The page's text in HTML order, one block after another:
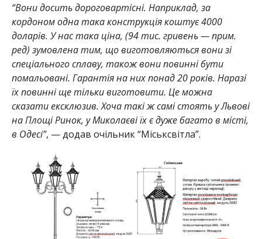
“Вони досить дороговартісні. Наприклад, за
кордоном одна така конструкція коштує 4000
доларів. У нас така ціна, (94 тис. гривень — прим.
ред) зумовлена тим, що виготовляються вони зі
спеціального сплаву, також вони повинні бути
помальовані. Гарантія на них понад 20 років. Наразі
їх повинні ще тільки виготовити. Це можна
сказати ексклюзив. Хоча такі ж самі стоять у Львові
на Площі Ринок, у Миколаєві їх є дуже багато в місті,
в Одесі”, — додав очільник “Міськсвітла”.